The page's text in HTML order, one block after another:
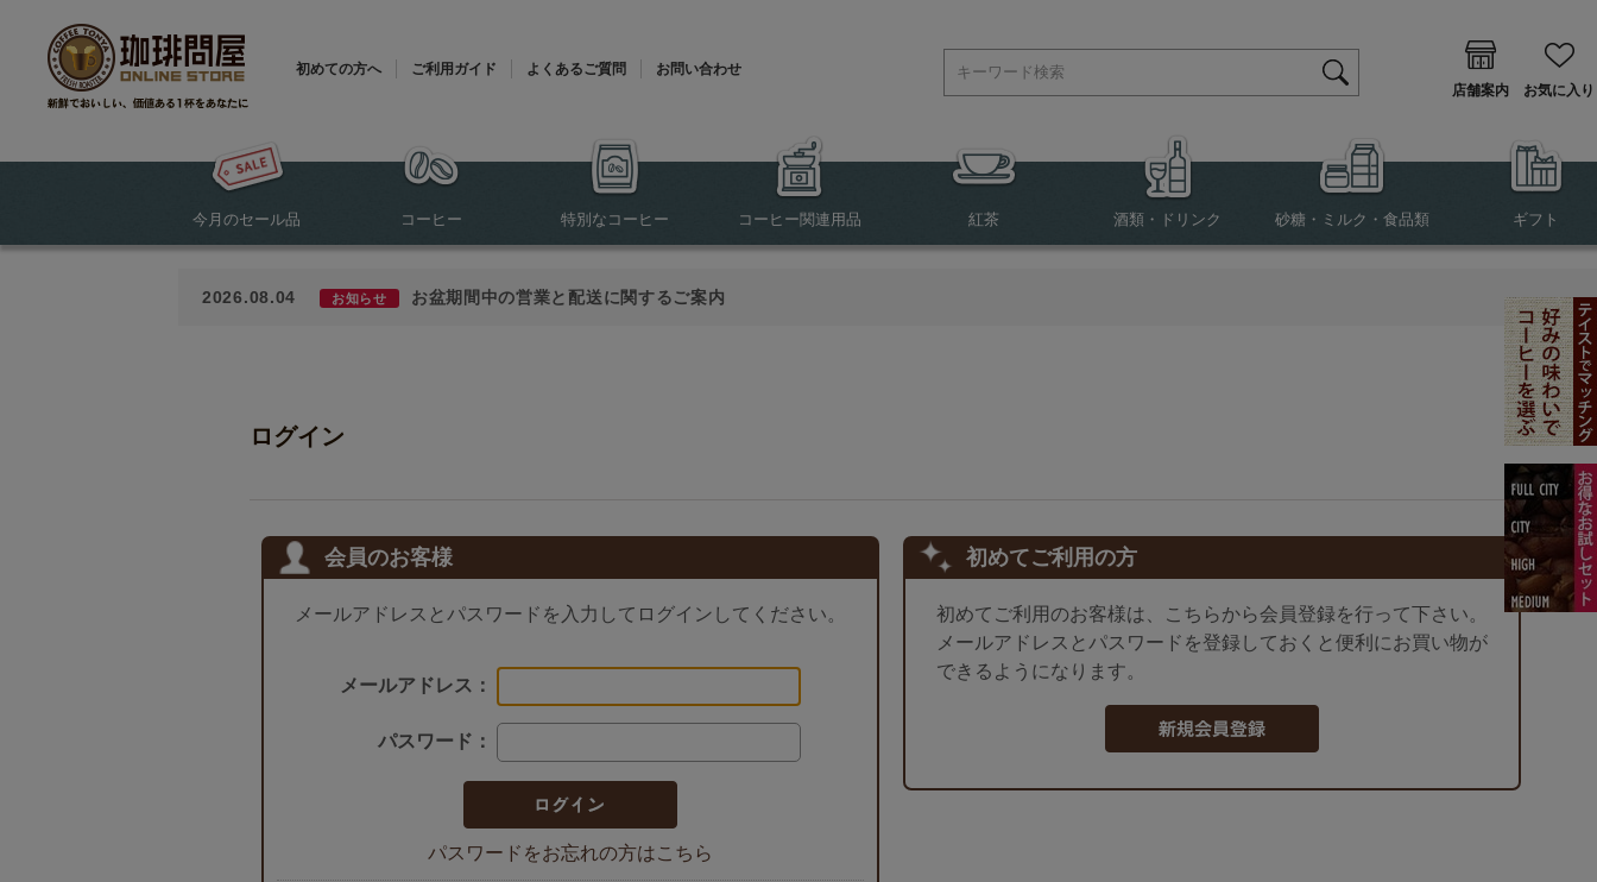
初めての方へ ご利用ガイド よくあるご質問
お問い合わせ
店舗案内
お気に入り
今月のセール品 コーヒー 特別なコーヒー コーヒー関連用品 紅茶 酒類・ドリンク 砂糖・ミルク・食品類 ギフト
2026.08.04 お知らせ お盆期間中の営業と配送に関するご案内
ログイン
会員のお客様
メールアドレスとパスワードを入力してログインしてください。
メールアドレス：
パスワード：
パスワードをお忘れの方はこちら
初めてご利用の方
初めてご利用のお客様は、こちらから会員登録を行って下さい。
メールアドレスとパスワードを登録しておくと便利にお買い物が
できるようになります。